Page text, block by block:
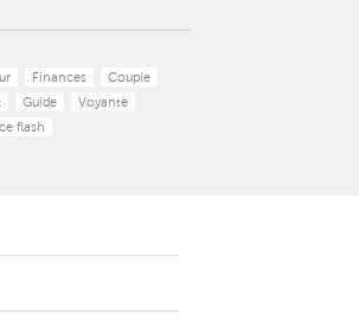
Finances
Couple
Guide
Voyante
flash